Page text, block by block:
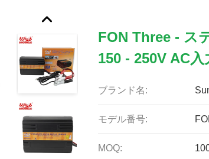
FON Three - ス
150 - 250V AC入
ブランド名:
モデル番号:
MOQ: